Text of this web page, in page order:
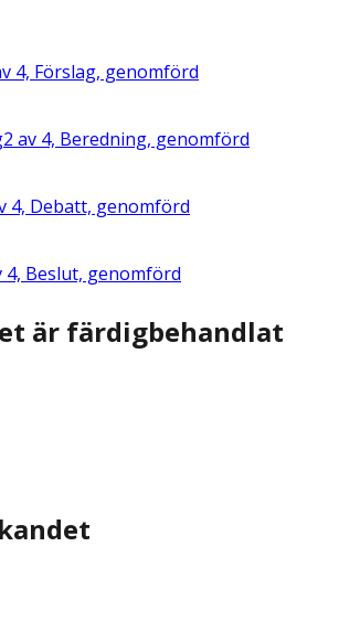
4, Förslag, genomförd
2 av 4, Beredning, genomförd
4, Debatt, genomförd
4, Beslut, genomförd
är färdigbehandlat